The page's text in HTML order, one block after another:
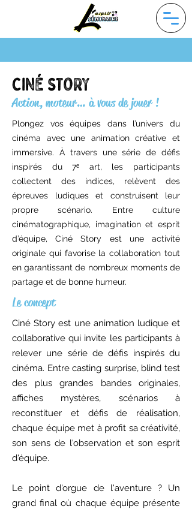
CINÉ STORY
Action, moteur… à vous de jouer !
Plongez vos équipes dans l’univers du
cinéma avec une animation créative et
immersive. À travers une série de défis
inspirés du 7ᵉ art, les participants
collectent des indices, relèvent des
épreuves ludiques et construisent leur
propre scénario. Entre culture
cinématographique, imagination et esprit
d’équipe, Ciné Story est une activité
originale qui favorise la collaboration tout
en garantissant de nombreux moments de
partage et de bonne humeur.
Le concept
Ciné Story est une animation ludique et
collaborative qui invite les participants à
relever une série de défis inspirés du
cinéma. Entre casting surprise, blind test
des plus grandes bandes originales,
affiches mystères, scénarios à
reconstituer et défis de réalisation,
chaque équipe met à profit sa créativité,
son sens de l'observation et son esprit
d'équipe.
Le point d'orgue de l'aventure ? Un
grand final où chaque équipe présente